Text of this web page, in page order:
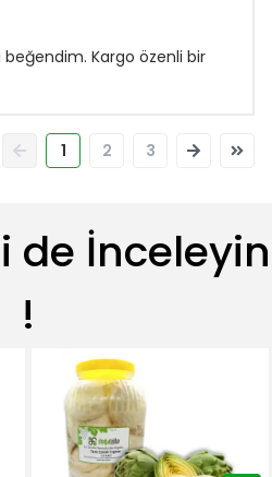
beğendim. Kargo özenli bir
1 2 3
de İnceleyin
!